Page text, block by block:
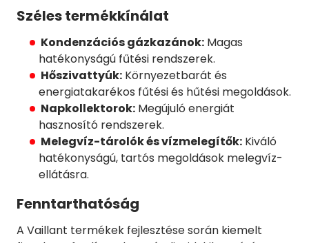
Széles termékkínálat
Kondenzációs gázkazánok: Magas
hatékonyságú fűtési rendszerek.
Hőszivattyúk: Környezetbarát és
energiatakarékos fűtési és hűtési megoldások.
Napkollektorok: Megújuló energiát
hasznosító rendszerek.
Melegvíz-tárolók és vízmelegítők: Kiváló
hatékonyságú, tartós megoldások melegvíz-
ellátásra.
Fenntarthatóság
A Vaillant termékek fejlesztése során kiemelt